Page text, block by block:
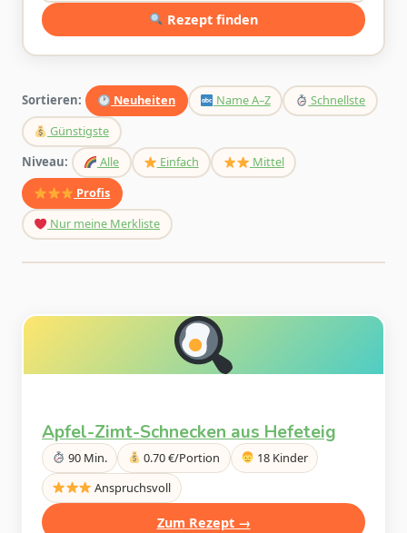
Rezept finden
Sortieren: Neuheiten Name A–Z
Schnellste
Günstigste
Niveau:
Alle Einfach
Mittel
Profis
Nur meine Merkliste
Apfel-Zimt-Schnecken aus Hefeteig
90 Min. 0.70 €/Portion
18 Kinder
Anspruchsvoll
Zum Rezept →